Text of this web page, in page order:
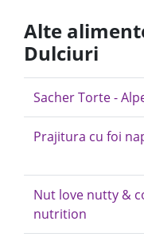
Alte
Dulciuri
Sacher Torte -
Prajitura cu foi
Nut love nutty &
nutrition